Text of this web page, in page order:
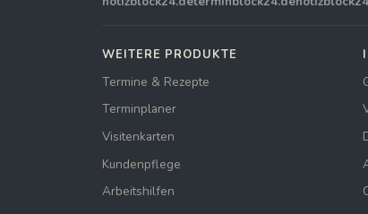
WEITERE PRODUKTE
Termine & Rezepte
Terminplaner
Visitenkarten
Kundenpflege
Arbeitshilfen